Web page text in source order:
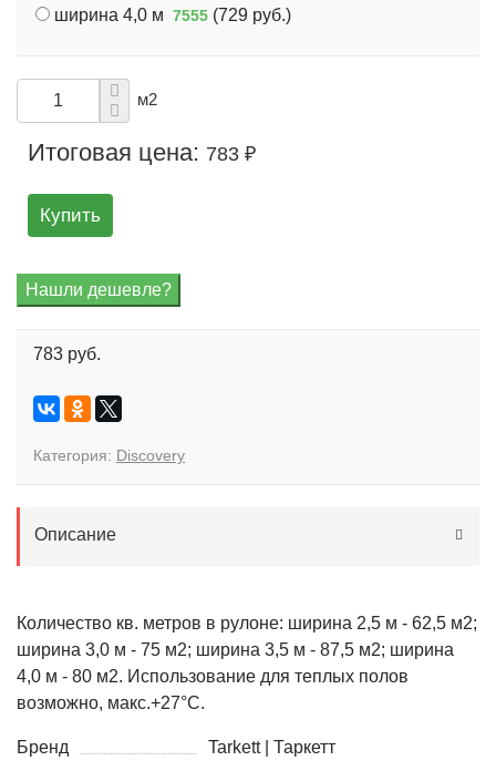
ширина 4,0 м 7555 (729 руб.)
м2
Итоговая цена: 783 ₽
Купить
783 руб.
Категория: Discovery
Описание
Количество кв. метров в рулоне: ширина 2,5 м - 62,5 м2;
ширина 3,0 м - 75 м2; ширина 3,5 м - 87,5 м2; ширина
4,0 м - 80 м2. Использование для теплых полов
возможно, макс.+27°С.
Бренд
Tarkett | Таркетт